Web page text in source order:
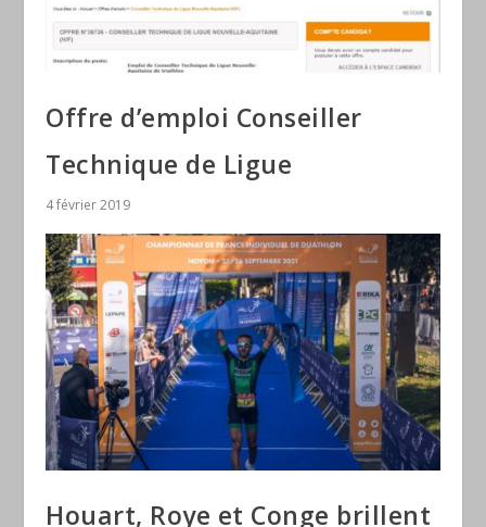
Offre d’emploi Conseiller
Technique de Ligue
4 février 2019
Houart, Roye et Conge brillent